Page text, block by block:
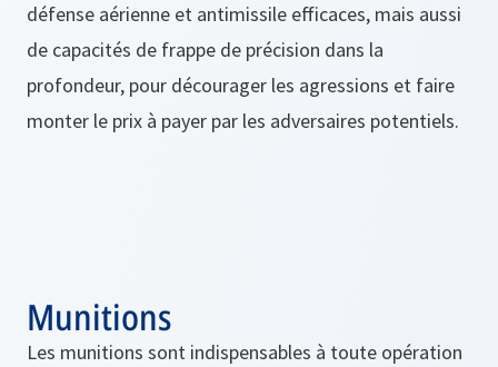
défense aérienne et antimissile efficaces, mais aussi
de capacités de frappe de précision dans la
profondeur, pour décourager les agressions et faire
monter le prix à payer par les adversaires potentiels.
Munitions
Les munitions sont indispensables à toute opération